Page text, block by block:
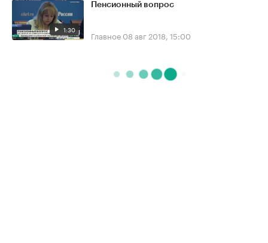
1:30
Пенсионный вопрос
Главное 08 авг 2018, 15:00